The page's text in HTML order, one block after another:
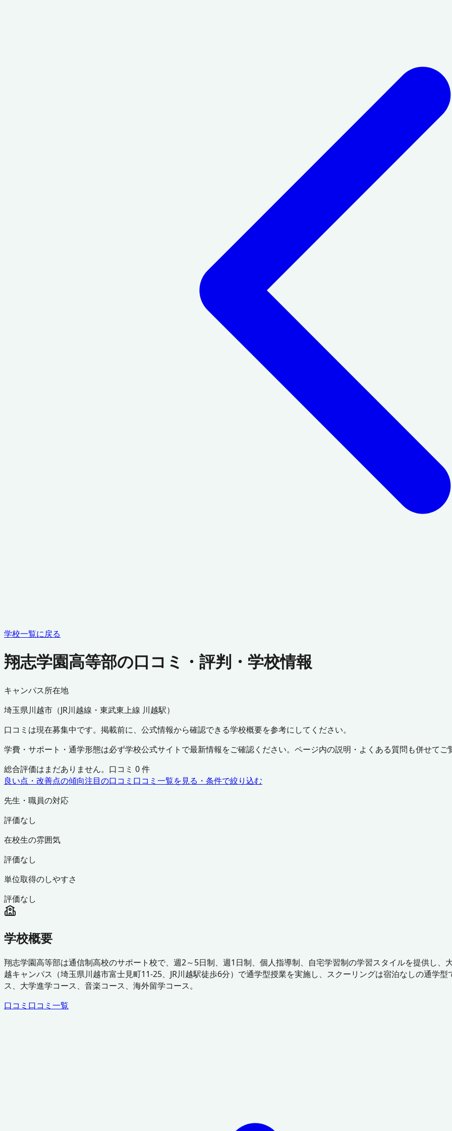
学校一覧に戻る
翔志学園高等部の口コミ・評判・学校情報
キャンパス所在地
埼玉県川越市 （JR川越線・東武東上線 川越駅）
口コミは現在募集中です。掲載前に、公式情報から確認できる学校概要を参考にしてください。
学費・サポート・通学形態は必ず学校公式サイトで最新情報をご確認ください。ページ内の説明・よくある質問も併せてご
総合評価はまだありません。口コミ 0件
良い点・改善点の傾向注目の口コミ 口コミ一覧を見る・条件で絞り込む
先生・職員の対応
評価なし
在校生の雰囲気
評価なし
単位取得のしやすさ
評価なし
学校概要
翔志学園高等部は通信制高校のサポート校で、週2～5日制、週1日制、個人指導制、自宅学習制の学習スタイルを提供し
越キャンパス（埼玉県川越市富士見町11-25、JR川越駅徒歩6分）で通学型授業を実施し、スクーリングは宿泊なしの通学
ス、大学進学コース、音楽コース、海外留学コース。
口コミ 口コミ一覧